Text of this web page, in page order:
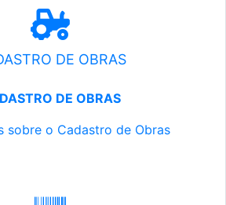
DE OBRAS
DE OBRAS
sobre o Cadastro de Obras